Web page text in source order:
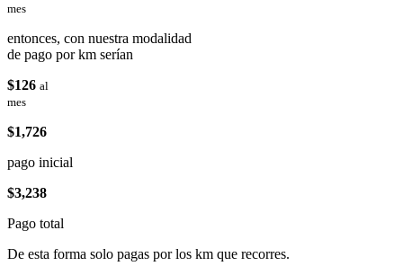
mes
entonces, con nuestra modalidad
de pago por km serían
$126 al
mes
$1,726
pago inicial
$3,238
Pago total
De esta forma solo pagas por los km que recorres.